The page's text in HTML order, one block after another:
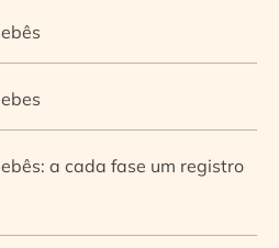
a cada fase um registro